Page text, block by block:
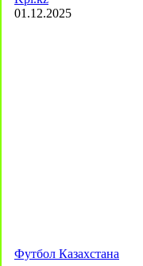
01.12.2025
Футбол Казахстана